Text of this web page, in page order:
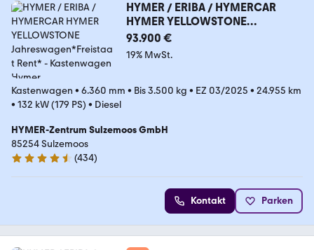
HYMER / ERIBA / HYMERCAR
HYMER YELLOWSTONE
Jahreswagen*Freistaat Rent*
93.900 €
19% MwSt.
Kastenwagen • 6.360 mm • Bis 3.500 kg • EZ 03/2025 • 24.955 km
• 132 kW (179 PS) • Diesel
HYMER-Zentrum Sulzemoos GmbH
85254 Sulzemoos
4.7 Sterne
(434)
Kontakt Parken